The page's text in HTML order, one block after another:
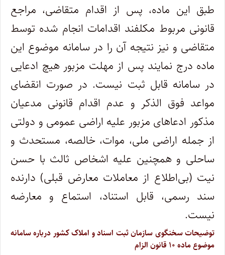
طبق این ماده، پس از اقدام متقاضی، مراجع
قانونی مربوط مکلفند اقدامات انجام شده توسط
متقاضی و نیز نتیجه آن را در سامانه موضوع این
ماده درج نمایند پس از مهلت مزبور هیچ ادعایی
در سامانه قابل ثبت نیست. در صورت انقضای
مواعد فوق الذکر و عدم اقدام قانونی مدعیان
مذکور ادعا‌های مزبور علیه اراضی عمومی و دولتی
از جمله اراضی ملی، موات، خالصه، مستحدث و
ساحلی و همچنین علیه اشخاص ثالث با حسن
نیت (بی‌اطلاع از معاملات معارض قبلی) دارنده
سند رسمی، قابل استناد، استماع و معارضه
نیست.
توضیحات سخنگوی سازمان ثبت اسناد و املاک کشور درباره سامانه
موضوع ماده ۱۰ قانون الزام